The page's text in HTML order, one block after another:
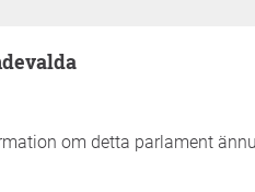
om detta parlament